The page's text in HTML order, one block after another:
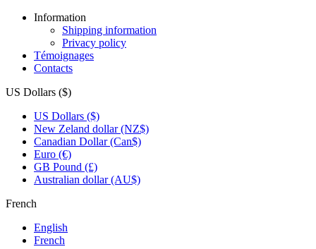
Information
Shipping information
Privacy policy
Témoignages
Contacts
US Dollars ($)
US Dollars ($)
New Zeland dollar (NZ$)
Canadian Dollar (Can$)
Euro (€)
GB Pound (£)
Australian dollar (AU$)
French
English
French